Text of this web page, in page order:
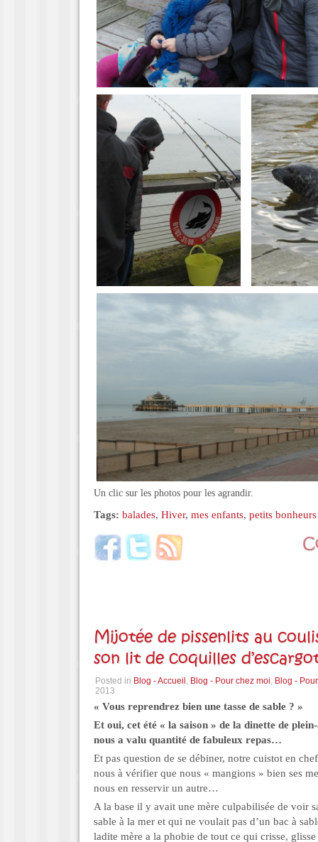
Un clic sur les photos pour les agrandir.
Tags: balades, Hiver, mes enfants, petits bonheurs
Mijotée de pissenlits au
son lit de coquilles
Posted in Blog - Accueil , Blog - Pour chez moi, Blog -
2013
« Vous reprendrez bien une tasse de sable ? »
Et oui, cet été « la saison » de la dinette de
nous a valu quantité de fabuleux repas…
Et pas question de se débiner, notre cuistot en
nous à vérifier que nous « mangions » bien ses
nous en resservir un autre…
A la base il y avait une mère culpabilisée de voir
sable à la mer et qui ne voulait pas d’un bac à
ladite mère a la phobie de tout ce qui crisse,